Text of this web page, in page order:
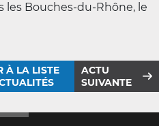
les Bouches-du-Rhône, le
À LA LISTE
ACTU
SUIVANTE